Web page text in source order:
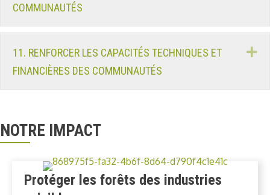
COMMUNAUTÉS
11. RENFORCER LES CAPACITÉS TECHNIQUES ET
FINANCIÈRES DES COMMUNAUTÉS
NOTRE IMPACT
Protéger les forêts des industries